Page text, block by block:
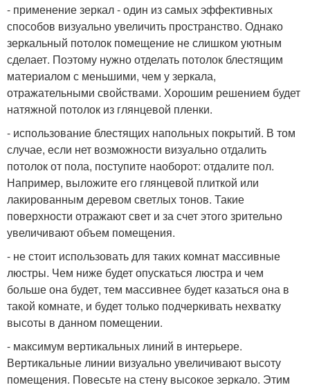
- применение зеркал - один из самых эффективных
способов визуально увеличить пространство. Однако
зеркальный потолок помещение не слишком уютным
сделает. Поэтому нужно отделать потолок блестящим
материалом с меньшими, чем у зеркала,
отражательными свойствами. Хорошим решением будет
натяжной потолок из глянцевой пленки.
- использование блестящих напольных покрытий. В том
случае, если нет возможности визуально отдалить
потолок от пола, поступите наоборот: отдалите пол.
Например, выложите его глянцевой плиткой или
лакированным деревом светлых тонов. Такие
поверхности отражают свет и за счет этого зрительно
увеличивают объем помещения.
- не стоит использовать для таких комнат массивные
люстры. Чем ниже будет опускаться люстра и чем
больше она будет, тем массивнее будет казаться она в
такой комнате, и будет только подчеркивать нехватку
высоты в данном помещении.
- максимум вертикальных линий в интерьере.
Вертикальные линии визуально увеличивают высоту
помещения. Повесьте на стену высокое зеркало. Этим